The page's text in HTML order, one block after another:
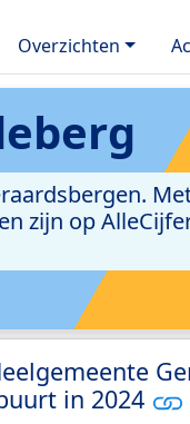
Overzichten
zijn op
in 2024